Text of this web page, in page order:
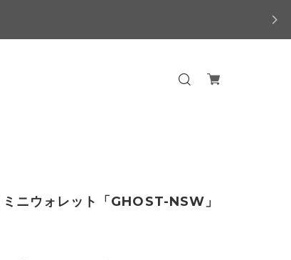
ニウォレット「GHOST-NSW」